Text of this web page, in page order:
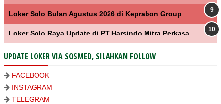
Loker Solo Bulan Agustus 2026 di Keprabon Group
Loker Solo Raya Update di PT Harsindo Mitra Perkasa
UPDATE LOKER VIA SOSMED, SILAHKAN FOLLOW
FACEBOOK
INSTAGRAM
TELEGRAM